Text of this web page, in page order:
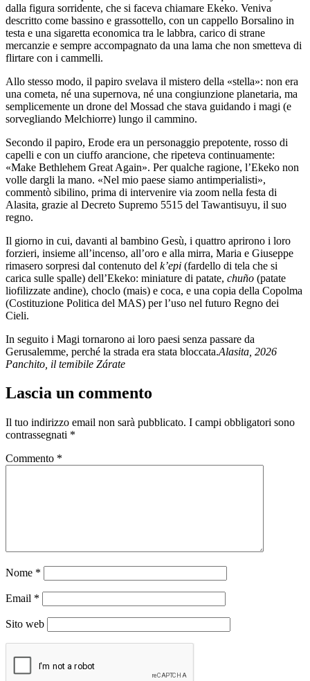
dalla figura sorridente, che si faceva chiamare Ekeko. Veniva
descritto come bassino e grassottello, con un cappello Borsalino in
testa e una sigaretta economica tra le labbra, carico di strane
mercanzie e sempre accompagnato da una lama che non smetteva di
flirtare con i cammelli.
Allo stesso modo, il papiro svelava il mistero della «stella»: non era
una cometa, né una supernova, né una congiunzione planetaria, ma
semplicemente un drone del Mossad che stava guidando i magi (e
sorvegliando Melchiorre) lungo il cammino.
Secondo il papiro, Erode era un personaggio prepotente, rosso di
capelli e con un ciuffo arancione, che ripeteva continuamente:
«Make Bethlehem Great Again». Per qualche ragione, l’Ekeko non
volle dargli la mano. «Nel mio paese siamo antimperialisti»,
commentò sibilino, prima di intervenire via zoom nella festa di
Alasita, grazie al Decreto Supremo 5515 del Tawantisuyu, il suo
regno.
Il giorno in cui, davanti al bambino Gesù, i quattro aprirono i loro
forzieri, insieme all’incenso, all’oro e alla mirra, Maria e Giuseppe
rimasero sorpresi dal contenuto del k’epi (fardello di tela che si
carica sulle spalle) dell’Ekeko: miniature di patate, chuño (patate
liofilizzate andine), choclo (mais) e coca, e una copia della Copolma
(Costituzione Politica del MAS) per l’uso nel futuro Regno dei
Cieli.
In seguito i Magi tornarono ai loro paesi senza passare da
Gerusalemme, perché la strada era stata bloccata.Alasita, 2026
Panchito, il temibile Zárate
Lascia un commento
Il tuo indirizzo email non sarà pubblicato. I campi obbligatori sono
contrassegnati *
Commento *
Nome *
Email *
Sito web